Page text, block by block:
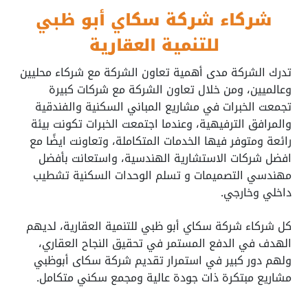
شركاء شركة سكاي أبو ظبي
للتنمية العقارية
تدرك الشركة مدى أهمية تعاون الشركة مع شركاء محليين
وعالميين، ومن خلال تعاون الشركة مع شركات كبيرة
تجمعت الخبرات في مشاريع المباني السكنية والفندقية
والمرافق الترفيهية، وعندما اجتمعت الخبرات تكونت بيئة
رائعة ومتوفر فيها الخدمات المتكاملة، وتعاونت ايضًا مع
افضل شركات الاستشارية الهندسية، واستعانت بأفضل
مهندسي التصميمات و تسلم الوحدات السكنية تشطيب
داخلي وخارجي.
كل شركاء شركة سكاي أبو ظبي للتنمية العقارية، لديهم
الهدف في الدفع المستمر في تحقيق النجاح العقاري،
ولهم دور كبير في استمرار تقديم شركة سكاى أبوظبي
مشاريع مبتكرة ذات جودة عالية ومجمع سكني متكامل.